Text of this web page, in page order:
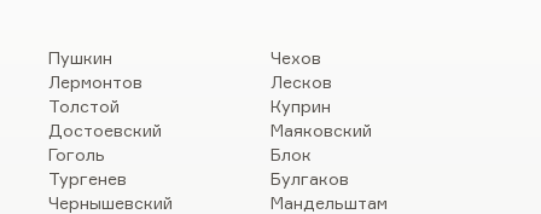
Пушкин
Лермонтов
Толстой
Достоевский
Гоголь
Тургенев
Чернышевский
Чехов
Лесков
Куприн
Маяковский
Блок
Булгаков
Мандельштам